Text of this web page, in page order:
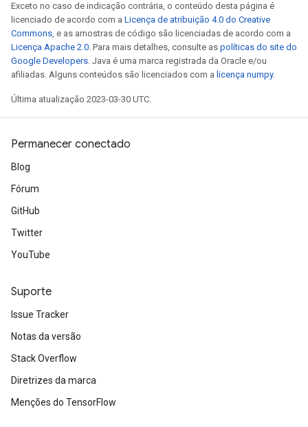
Exceto no caso de indicação contrária, o conteúdo desta página é
licenciado de acordo com a Licença de atribuição 4.0 do Creative
Commons, e as amostras de código são licenciadas de acordo com a
Licença Apache 2.0. Para mais detalhes, consulte as políticas do site do
Google Developers. Java é uma marca registrada da Oracle e/ou
afiliadas. Alguns conteúdos são licenciados com a licença numpy.
Última atualização 2023-03-30 UTC.
Permanecer conectado
Blog
Fórum
GitHub
Twitter
YouTube
Suporte
Issue Tracker
Notas da versão
Stack Overflow
Diretrizes da marca
Menções do TensorFlow